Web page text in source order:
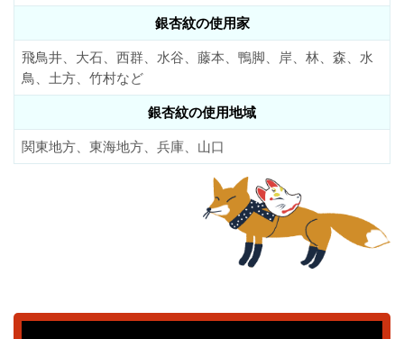
銀杏紋の使用家
飛鳥井、大石、西群、水谷、藤本、鴨脚、岸、林、森、水
鳥、土方、竹村など
銀杏紋の使用地域
関東地方、東海地方、兵庫、山口